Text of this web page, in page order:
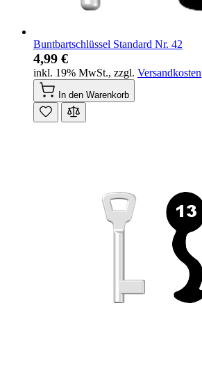
Buntbartschlüssel Standard Nr. 42
4,99 €
inkl. 19% MwSt., zzgl. Versandkosten
In den Warenkorb